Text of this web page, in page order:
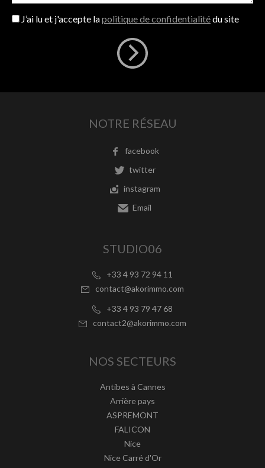
J’ai lu et j'accepte lapolitique de confidentialitédu site
NOTRE RÉSEAU
facebook
twitter
instagram
Email
STUDIO06
+33 4 93 72 94 11
contact@akorimmo.com
+33 4 93 79 47 68
contact2@akorimmo.com
NOS SECTEURS
Antibes à Cannes
Arrière pays
ASPREMONT
FALICON
Nice
Nice Carré d'Or